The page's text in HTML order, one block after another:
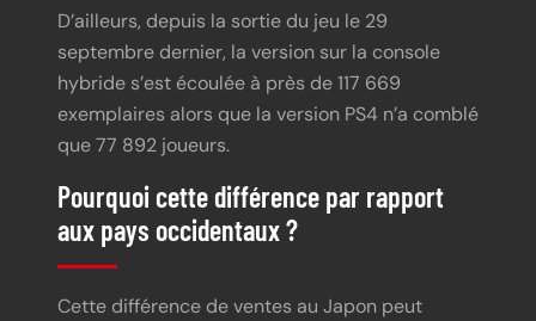
D’ailleurs, depuis la sortie du jeu le 29
septembre dernier, la version sur la console
hybride s’est écoulée à près de 117 669
exemplaires alors que la version PS4 n’a comblé
que 77 892 joueurs.
Pourquoi cette différence par rapport
aux pays occidentaux ?
Cette différence de ventes au Japon peut